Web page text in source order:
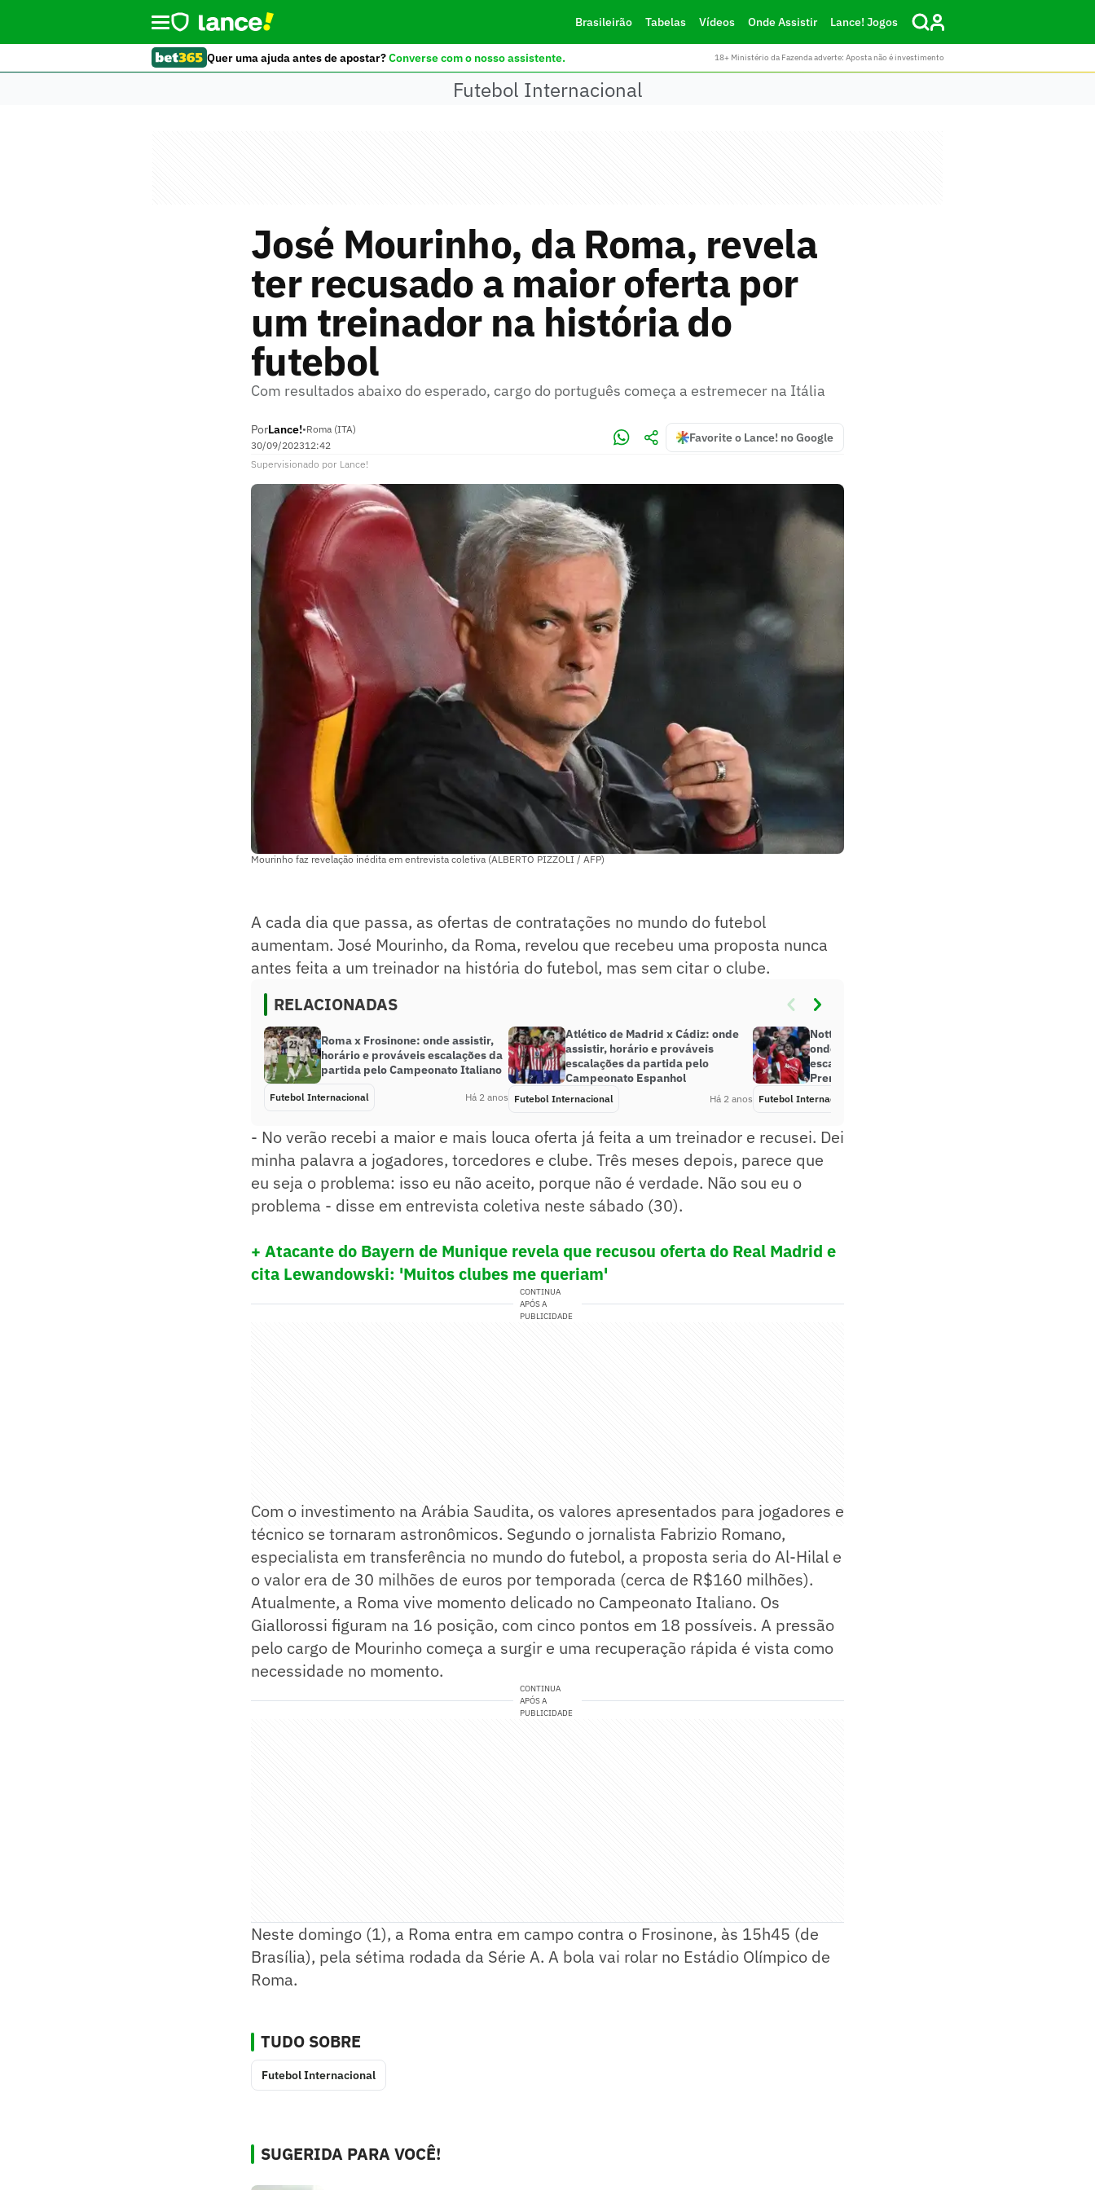
Brasileirão Tabelas Vídeos Onde Assistir Lance! Jogos
Quer uma ajuda antes de apostar?Converse com o nosso assistente. 18+ Ministério da Fazenda adverte: Aposta não é investimento
Futebol Internacional
José Mourinho, da Roma, revela
ter recusado a maior oferta por
um treinador na história do
futebol
Com resultados abaixo do esperado, cargo do português começa a estremecer na Itália
PorLance!•Roma (ITA)
30/09/202312:42
Favorite o Lance! no Google
Supervisionado por Lance!
Mourinho faz revelação inédita em entrevista coletiva (ALBERTO PIZZOLI / AFP)
A cada dia que passa, as ofertas de contratações no mundo do futebol
aumentam. José Mourinho, da Roma, revelou que recebeu uma proposta nunca
antes feita a um treinador na história do futebol, mas sem citar o clube.
RELACIONADAS
Roma x Frosinone: onde assistir,
horário e prováveis escalações da
partida pelo Campeonato Italiano
Futebol Internacional Há 2 anos
Atlético de Madrid x Cádiz: onde
assistir, horário e prováveis
escalações da partida pelo
Campeonato Espanhol
Futebol Internacional Há 2 anos
Nottingham Forest x Brentford:
onde assistir, horário e prováveis
escalações da partida pela
Premier League
Futebol Internacional
- No verão recebi a maior e mais louca oferta já feita a um treinador e recusei. Dei
minha palavra a jogadores, torcedores e clube. Três meses depois, parece que
eu seja o problema: isso eu não aceito, porque não é verdade. Não sou eu o
problema - disse em entrevista coletiva neste sábado (30).
+ Atacante do Bayern de Munique revela que recusou oferta do Real Madrid e
cita Lewandowski: 'Muitos clubes me queriam'
CONTINUA
APÓS A
PUBLICIDADE
Com o investimento na Arábia Saudita, os valores apresentados para jogadores e
técnico se tornaram astronômicos. Segundo o jornalista Fabrizio Romano,
especialista em transferência no mundo do futebol, a proposta seria do Al-Hilal e
o valor era de 30 milhões de euros por temporada (cerca de R$160 milhões).
Atualmente, a Roma vive momento delicado no Campeonato Italiano. Os
Giallorossi figuram na 16 posição, com cinco pontos em 18 possíveis. A pressão
pelo cargo de Mourinho começa a surgir e uma recuperação rápida é vista como
necessidade no momento.
CONTINUA
APÓS A
PUBLICIDADE
Neste domingo (1), a Roma entra em campo contra o Frosinone, às 15h45 (de
Brasília), pela sétima rodada da Série A. A bola vai rolar no Estádio Olímpico de
Roma.
TUDO SOBRE
Futebol Internacional
SUGERIDA PARA VOCÊ!